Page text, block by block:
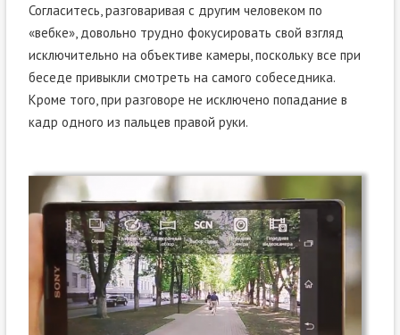
Согласитесь, разговаривая с другим человеком по
«вебке», довольно трудно фокусировать свой взгляд
исключительно на объективе камеры, поскольку все при
беседе привыкли смотреть на самого собеседника.
Кроме того, при разговоре не исключено попадание в
кадр одного из пальцев правой руки.